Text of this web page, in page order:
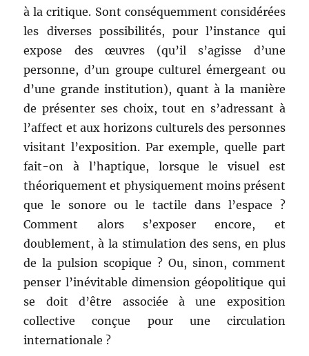
à la critique. Sont conséquemment considérées
les diverses possibilités, pour l’instance qui
expose des œuvres (qu’il s’agisse d’une
personne, d’un groupe culturel émergeant ou
d’une grande institution), quant à la manière
de présenter ses choix, tout en s’adressant à
l’affect et aux horizons culturels des personnes
visitant l’exposition. Par exemple, quelle part
fait-on à l’haptique, lorsque le visuel est
théoriquement et physiquement moins présent
que le sonore ou le tactile dans l’espace ?
Comment alors s’exposer encore, et
doublement, à la stimulation des sens, en plus
de la pulsion scopique ? Ou, sinon, comment
penser l’inévitable dimension géopolitique qui
se doit d’être associée à une exposition
collective conçue pour une circulation
internationale ?